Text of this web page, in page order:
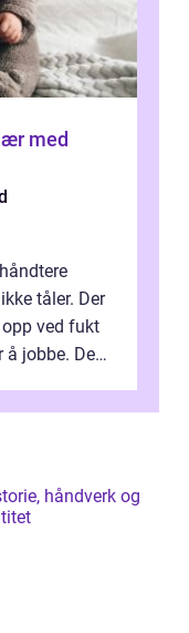
med
tåler. Der
ved fukt
å jobbe. Den